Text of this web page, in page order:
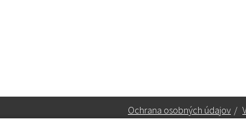
Ochrana osobných údajov /